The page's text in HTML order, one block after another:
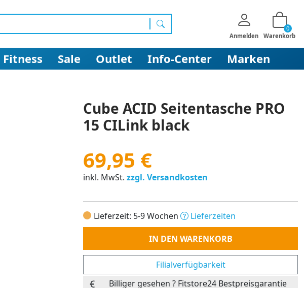
Suchen Anmelden Warenkorb
0
Fitness Sale Outlet Info-Center Marken
Cube ACID Seitentasche PRO
15 CILink black
69,95 €
inkl. MwSt. zzgl. Versandkosten
Lieferzeit: 5-9 Wochen
Lieferzeiten
Anzahl
IN DEN WARENKORB
Filialverfügbarkeit
Billiger gesehen ? Fitstore24 Bestpreisgarantie